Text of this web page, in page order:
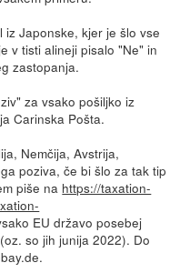
Japonske, kjer je šlo vse
v tisti alineji pisalo "Ne" in
zastopanja.
za vsako pošiljko iz
Carinska Pošta.
Nemčija, Avstrija,
poziva, če bi šlo za tak tip
piše na https://taxation-
EU državo posebej
so jih junija 2022). Do